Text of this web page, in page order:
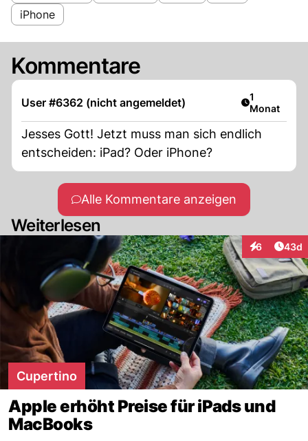
iPhone
Kommentare
User #6362 (nicht angemeldet) Artikel
1
Monat
Jesses Gott! Jetzt muss man sich endlich
entscheiden: iPad? Oder iPhone?
Alle Kommentare anzeigen
Weiterlesen
6
Interaktionen
43d
Cupertino
Apple erhöht Preise für iPads und
MacBooks